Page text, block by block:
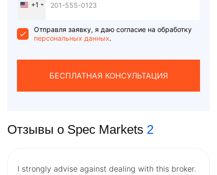
United
+1
+1
Отправля заявку, я даю согласие на обработку
персональных данных.
БЕСПЛАТНАЯ КОНСУЛЬТАЦИЯ
Отзывы о Spec Markets 2
I strongly advise against dealing with this broker.